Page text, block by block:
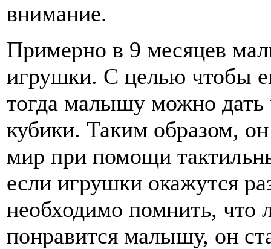
внимание.
Примерно в 9 месяцев
игрушки. С целью чтобы
тогда малышу можно
кубики. Таким образом, он
мир при помощи
если игрушки окажутся
необходимо помнить, что
понравится малышу, он